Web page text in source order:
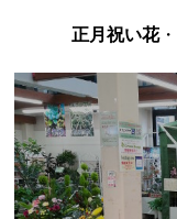
正月祝い花・